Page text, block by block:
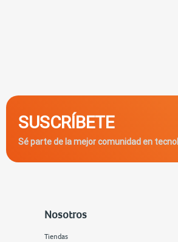
SUSCRÍBETE
Sé parte de la mejor comunidad en
Nosotros
Tiendas